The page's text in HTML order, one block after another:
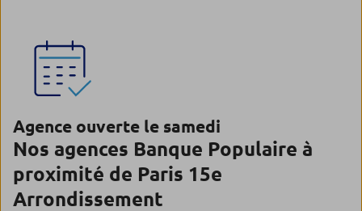
Agence ouverte le samedi
Nos agences Banque Populaire à
proximité de Paris 15e
Arrondissement